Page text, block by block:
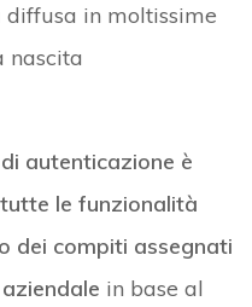
in moltissime
nascita
autenticazione è
le funzionalità
dei compiti assegnati
in base al